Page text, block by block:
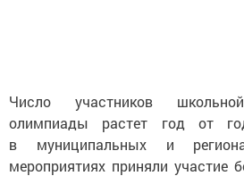
Число участников школьной
олимпиады растет год от
в муниципальных и
мероприятиях приняли участие